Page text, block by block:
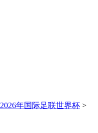
2026年国际足联世界杯 >